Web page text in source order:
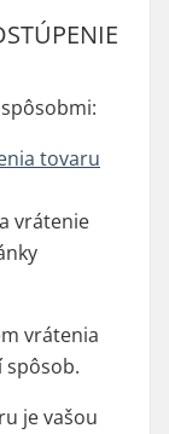
tovaru
vrátenie
vrátenia
je vašou